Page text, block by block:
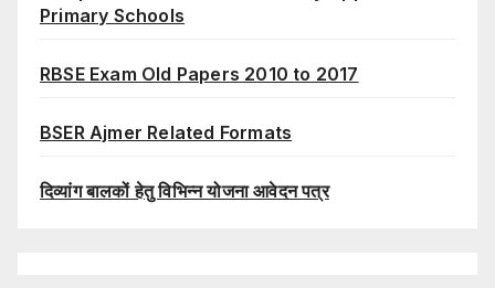
Primary Schools
RBSE Exam Old Papers 2010 to 2017
BSER Ajmer Related Formats
दिव्यांग बालकों हेतु विभिन्न योजना आवेदन पत्र